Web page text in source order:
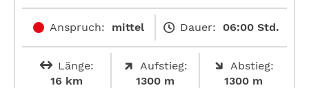
Anspruch: mittel Dauer: 06:00 Std.
Länge:
16 km
Aufstieg:
1300 m
Abstieg:
1300 m